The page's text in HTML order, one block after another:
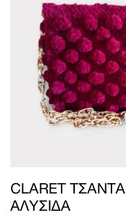
CLARET
ΑΛΥΣΊΔΑ